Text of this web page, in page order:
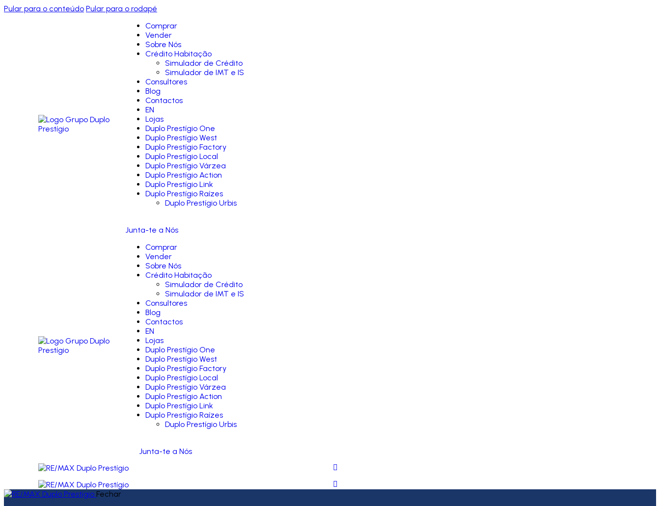
Pular para o conteúdo Pular para o rodapé
Comprar
Vender
Sobre Nós
Crédito Habitação
Simulador de Crédito
Simulador de IMT e IS
Consultores
Blog
Contactos
EN
Lojas
Duplo Prestígio One
Duplo Prestígio West
Duplo Prestígio Factory
Duplo Prestígio Local
Duplo Prestígio Várzea
Duplo Prestígio Action
Duplo Prestígio Link
Duplo Prestígio Raízes
Duplo Prestígio Urbis
Junta-te a Nós
Comprar
Vender
Sobre Nós
Crédito Habitação
Simulador de Crédito
Simulador de IMT e IS
Consultores
Blog
Contactos
EN
Lojas
Duplo Prestígio One
Duplo Prestígio West
Duplo Prestígio Factory
Duplo Prestígio Local
Duplo Prestígio Várzea
Duplo Prestígio Action
Duplo Prestígio Link
Duplo Prestígio Raízes
Duplo Prestígio Urbis
Junta-te a Nós
Fechar